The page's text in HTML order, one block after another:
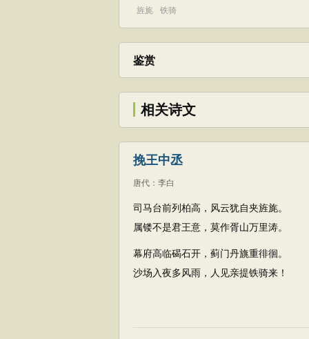
旌旄 铁骑
鉴赏
相关诗文
挽王中丞
唐代 ： 李白
司马台前列柏高，风云犹自夹旌旄。
属镂不是君王意，莫作胥山万里涛。
幕府高临碣石开，蓟门丹旐重徘徊。
沙场入夜多风雨，人见亲提铁骑来！